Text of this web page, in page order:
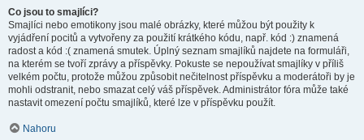
Co jsou to smajlíci?
Smajlíci nebo emotikony jsou malé obrázky, které můžou být použity k
vyjádření pocitů a vytvořeny za použití krátkého kódu, např. kód :) znamená
radost a kód :( znamená smutek. Úplný seznam smajlíků najdete na formuláři,
na kterém se tvoří zprávy a příspěvky. Pokuste se nepoužívat smajlíky v příliš
velkém počtu, protože můžou způsobit nečitelnost příspěvku a moderátoři by je
mohli odstranit, nebo smazat celý váš příspěvek. Administrátor fóra může také
nastavit omezení počtu smajlíků, které lze v příspěvku použít.
Nahoru